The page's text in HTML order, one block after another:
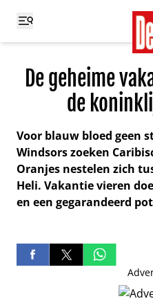
De geheime
de
Voor blauw bloed geen
Windsors zoeken
Oranjes nestelen zich
Heli. Vakantie vieren
en een gegarandeerd